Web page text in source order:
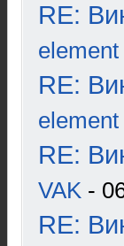
RE:
element
RE:
element
RE:
VAK -
RE: